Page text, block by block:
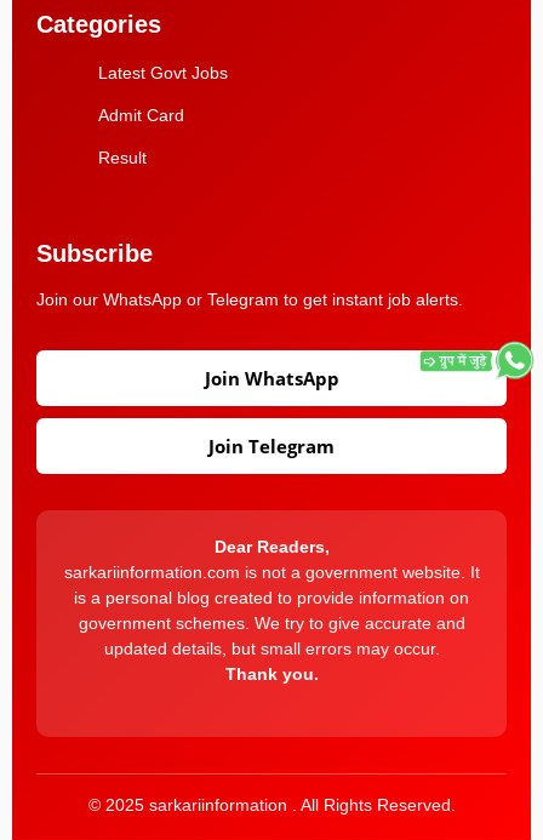
Categories
Latest Govt Jobs
Admit Card
Result
Subscribe
Join our WhatsApp or Telegram to get instant job alerts.
Join WhatsApp
Join Telegram
Dear Readers,
sarkariinformation.com is not a government website. It
is a personal blog created to provide information on
government schemes. We try to give accurate and
updated details, but small errors may occur.
Thank you.
© 2025 sarkariinformation . All Rights Reserved.